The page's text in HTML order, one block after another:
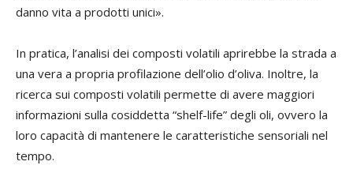
danno vita a prodotti unici».
In pratica, l’analisi dei composti volatili aprirebbe la strada a
una vera a propria profilazione dell’olio d’oliva. Inoltre, la
ricerca sui composti volatili permette di avere maggiori
informazioni sulla cosiddetta “shelf-life” degli oli, ovvero la
loro capacità di mantenere le caratteristiche sensoriali nel
tempo.